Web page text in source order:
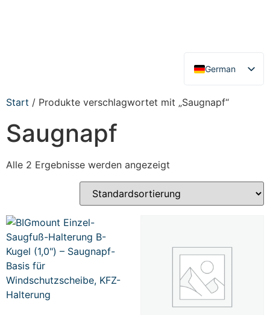
German
English
Start / Produkte verschlagwortet mit „Saugnapf“
Saugnapf
Alle 2 Ergebnisse werden angezeigt